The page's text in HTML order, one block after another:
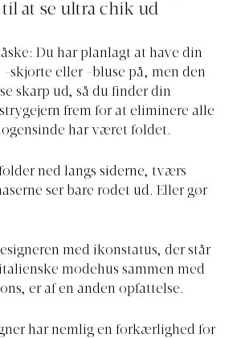
at se ultra chik ud
Du har planlagt at have din
skjorte eller -bluse på, men den
skarp ud, så du finder din
frem for at eliminere alle
har været foldet.
ned langs siderne, tværs
ser bare rodet ud. Eller gør
med ikonstatus, der står
modehus sammen med
er af en anden opfattelse.
har nemlig en forkærlighed for